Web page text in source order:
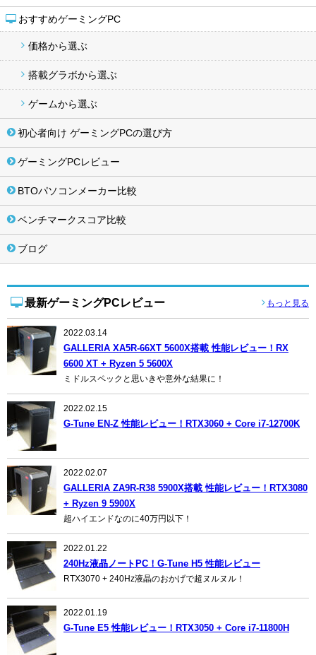
おすすめゲーミングPC
価格から選ぶ
搭載グラボから選ぶ
ゲームから選ぶ
初心者向け ゲーミングPCの選び方
ゲーミングPCレビュー
BTOパソコンメーカー比較
ベンチマークスコア比較
ブログ
最新ゲーミングPCレビュー もっと見る
2022.03.14
GALLERIA XA5R-66XT 5600X搭載 性能レビュー！RX
6600 XT + Ryzen 5 5600X
ミドルスペックと思いきや意外な結果に！
2022.02.15
G-Tune EN-Z 性能レビュー！RTX3060 + Core i7-12700K
2022.02.07
GALLERIA ZA9R-R38 5900X搭載 性能レビュー！RTX3080
+ Ryzen 9 5900X
超ハイエンドなのに40万円以下！
2022.01.22
240Hz液晶ノートPC！G-Tune H5 性能レビュー
RTX3070 + 240Hz液晶のおかげで超ヌルヌル！
2022.01.19
G-Tune E5 性能レビュー！RTX3050 + Core i7-11800H